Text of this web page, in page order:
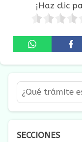
¡Haz clic
SECCIONES